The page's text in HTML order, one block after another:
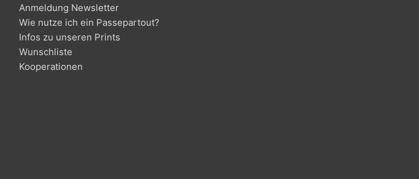
Anmeldung Newsletter
Wie nutze ich ein Passepartout?
Infos zu unseren Prints
Wunschliste
Kooperationen